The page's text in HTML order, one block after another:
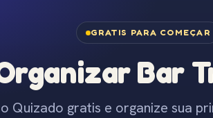
GRATIS PARA COMEÇAR
Bar
Quizado gratis e organize sua